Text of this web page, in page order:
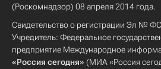
(Роскомнадзор) 08 апреля 2014 года.
Свидетельство о регистрации Эл №
Учредитель: Федеральное
предприятие Международное
«Россия сегодня» (МИА «Россия